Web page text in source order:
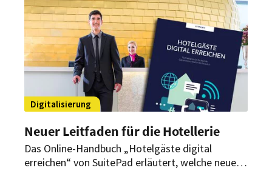
Digitalisierung
Neuer Leitfaden für die Hotellerie
Das Online-Handbuch „Hotelgäste digital
erreichen“ von SuitePad erläutert, welche neuen